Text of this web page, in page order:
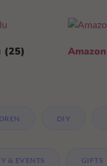
(25) Amazon
DIY
& EVENTS GIFTS